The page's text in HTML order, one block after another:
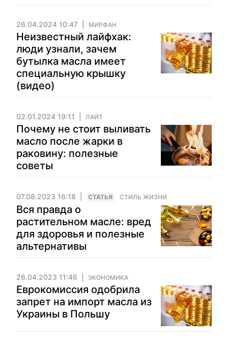
26.04.2024 10:47 МИРФАН
Неизвестный лайфхак:
люди узнали, зачем
бутылка масла имеет
специальную крышку
(видео)
02.01.2024 19:11 ЛАЙТ
Почему не стоит выливать
масло после жарки в
раковину: полезные
советы
07.08.2023 16:18 CТАТЬЯ СТИЛЬ ЖИЗНИ
Вся правда о
растительном масле: вред
для здоровья и полезные
альтернативы
26.04.2023 11:46 ЭКОНОМИКА
Еврокомиссия одобрила
запрет на импорт масла из
Украины в Польшу